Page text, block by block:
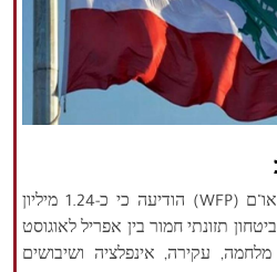
|
|
תוכנית המזון העולמית של האו"ם (WFP) הודיעה כי כ-1.24 מיליון
תזונתי חמור בין אפריל לאוגוסט
מלחמה, עקירה, אינפלציה ושיבושים